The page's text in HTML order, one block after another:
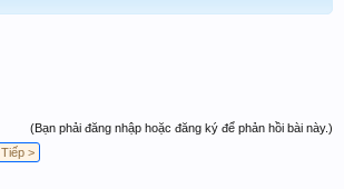
(Bạn phải đăng nhập hoặc đăng ký để phản hồi bài này.)
Tiếp >